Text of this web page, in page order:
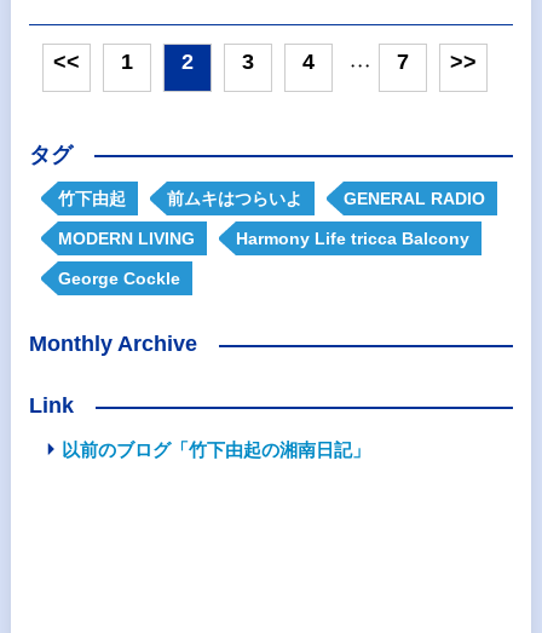
<< 1 2 3 4 ・・・ 7 >>
タグ
竹下由起 前ムキはつらいよ GENERAL RADIO
MODERN LIVING Harmony Life tricca Balcony
George Cockle
Monthly Archive
Link
以前のブログ「竹下由起の湘南日記」